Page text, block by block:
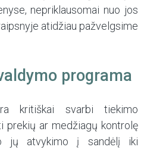
nepriklausomai nuo jos
atidžiau pažvelgsime
programa
kritiškai svarbi tiekimo
prekių ar medžiagų kontrolę
jų atvykimo į sandėlį iki